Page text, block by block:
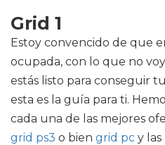
Grid 1
Estoy convencido de que
ocupada, con lo que no
estás listo para conseguir tu
esta es la guía para ti.
cada una de las mejores
grid ps3 o bien grid pc y